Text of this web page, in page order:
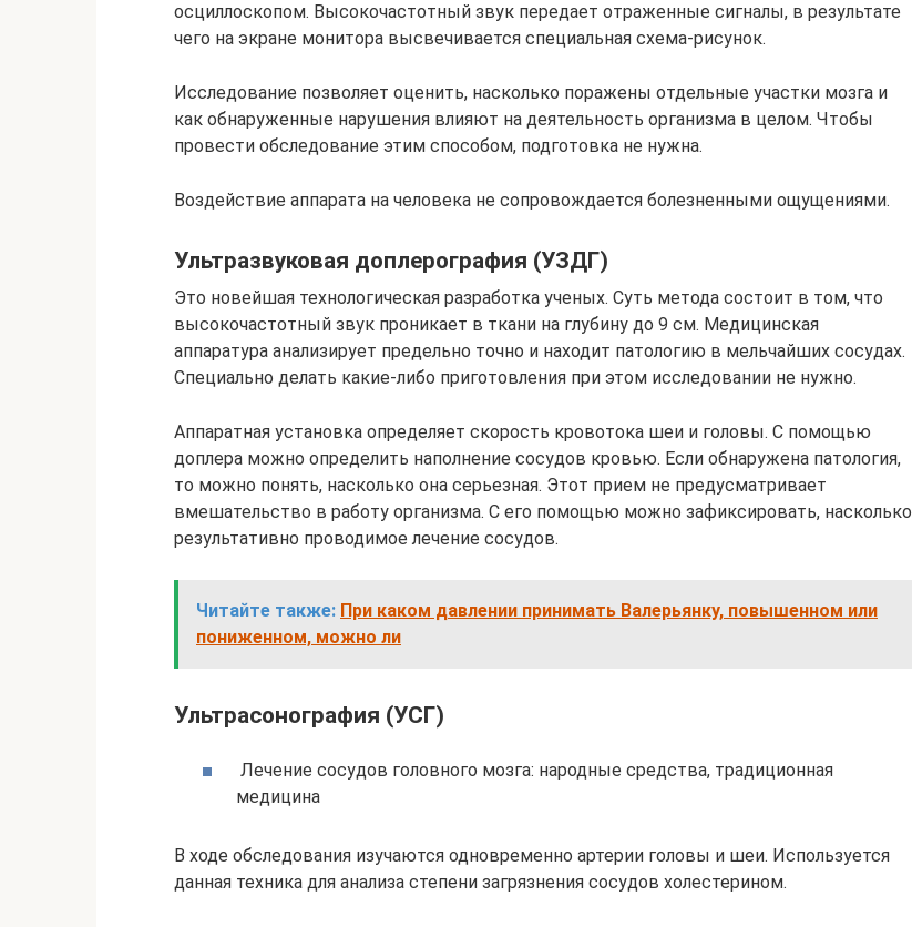
осциллоскопом. Высокочастотный звук передает отраженные сигналы, в результате
чего на экране монитора высвечивается специальная схема-рисунок.
Исследование позволяет оценить, насколько поражены отдельные участки мозга и
как обнаруженные нарушения влияют на деятельность организма в целом. Чтобы
провести обследование этим способом, подготовка не нужна.
Воздействие аппарата на человека не сопровождается болезненными ощущениями.
Ультразвуковая доплерография (УЗДГ)
Это новейшая технологическая разработка ученых. Суть метода состоит в том, что
высокочастотный звук проникает в ткани на глубину до 9 см. Медицинская
аппаратура анализирует предельно точно и находит патологию в мельчайших сосудах.
Специально делать какие-либо приготовления при этом исследовании не нужно.
Аппаратная установка определяет скорость кровотока шеи и головы. С помощью
доплера можно определить наполнение сосудов кровью. Если обнаружена патология,
то можно понять, насколько она серьезная. Этот прием не предусматривает
вмешательство в работу организма. С его помощью можно зафиксировать, насколько
результативно проводимое лечение сосудов.
Читайте также: При каком давлении принимать Валерьянку, повышенном или
пониженном, можно ли
Ультрасонография (УСГ)
Лечение сосудов головного мозга: народные средства, традиционная
медицина
В ходе обследования изучаются одновременно артерии головы и шеи. Используется
данная техника для анализа степени загрязнения сосудов холестерином.